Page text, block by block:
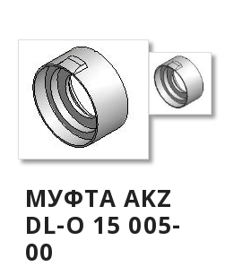
МУФТА AKZ
DL-O 15 005-
00